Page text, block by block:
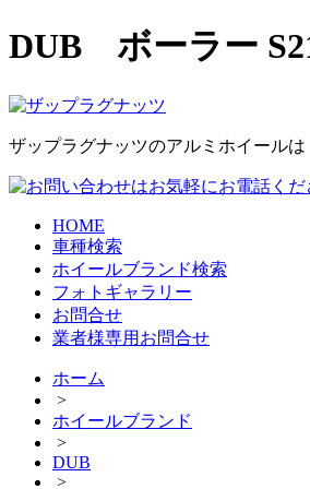
DUB ボーラー
ザップラグナッツのアルミホイール
HOME
車種検索
ホイールブランド検索
フォトギャラリー
お問合せ
業者様専用お問合せ
ホーム
>
ホイールブランド
>
DUB
>